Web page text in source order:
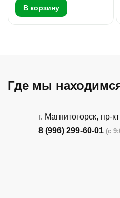
В корзину
Где мы
г. Магнитогорск, пр-
8 (996) 299-60-01 (с